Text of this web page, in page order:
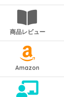
商品レビュー
Amazon